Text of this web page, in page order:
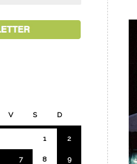
V S D
1 2
7 8 9